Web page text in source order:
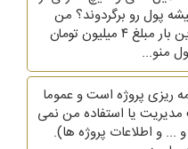
پول رو برگردوند؟ من
کلی توی سایت شرط بستم، آخرین بار مبلغ ۴ میلیون تومان
منو...
ریزی پروژه است و عموما
یا استفاده من نمی
... و اطلاعات پروژه ها).